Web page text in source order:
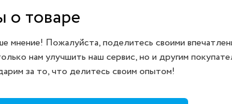
о товаре
мнение! Пожалуйста, поделитесь своими
нам улучшить наш сервис, но и другим
за то, что делитесь своим опытом!